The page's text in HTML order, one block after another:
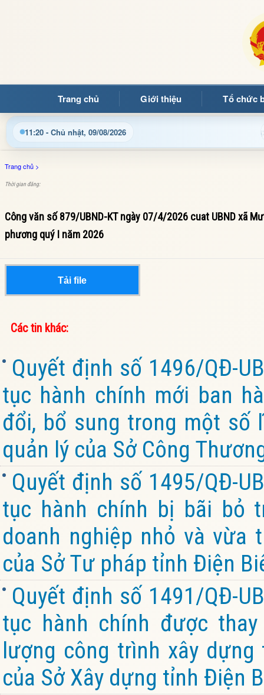
Trang chủ Giới thiệu Tổ chức
11:20 - Chủ nhật, 09/08/2026
thông tin điều hành, thủ tục hành chính và tin tức địa phương
Trang chủ >
Thời gian đăng:
Công văn số 879/UBND-KT ngày 07/4/2026 cuat UBND xã
phương quý I năm 2026
Tải file
Các tin khác:
Quyết định số 1496/QĐ-
tục hành chính mới ban
đổi, bổ sung trong một số
quản lý của Sở Công
Quyết định số 1495/QĐ-
tục hành chính bị bãi bỏ
doanh nghiệp nhỏ và vừa
của Sở Tư pháp tỉnh Điện
Quyết định số 1491/QĐ-
tục hành chính được
lượng công trình xây
của Sở Xây dựng tỉnh Điện